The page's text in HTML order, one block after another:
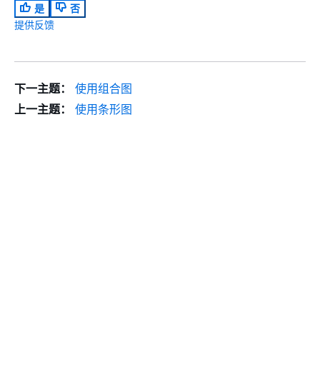
是
否
提供反馈
下一主题：
使用组合图
上一主题：
使用条形图